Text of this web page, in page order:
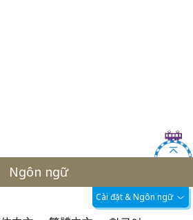
Ngôn ngữ
Cài đặt & Ngôn ngữ